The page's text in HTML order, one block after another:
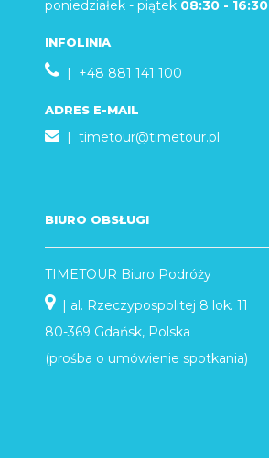
poniedziałek - piątek 08:30 - 16:30
INFOLINIA
| +48 881 141 100
ADRES E-MAIL
| timetour@timetour.pl
BIURO OBSŁUGI
TIMETOUR Biuro Podróży
| al. Rzeczypospolitej 8 lok. 11
80-369 Gdańsk, Polska
(prośba o umówienie spotkania)